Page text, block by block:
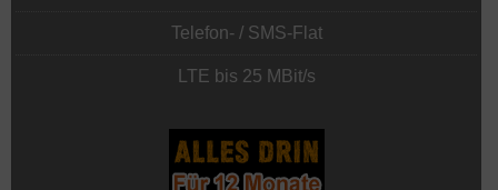
Telefon- / SMS-Flat
LTE bis 25 MBit/s